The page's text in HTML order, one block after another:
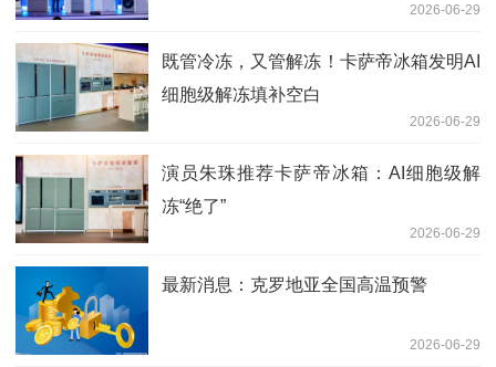
2026-06-29
既管冷冻，又管解冻！卡萨帝冰箱发明AI
细胞级解冻填补空白
2026-06-29
演员朱珠推荐卡萨帝冰箱：AI细胞级解
冻“绝了”
2026-06-29
最新消息：克罗地亚全国高温预警
2026-06-29